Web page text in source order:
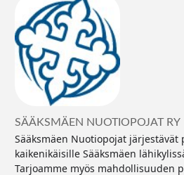
SÄÄKSMÄEN NUOTIOPOJAT RY
Sääksmäen Nuotiopojat
kaikenikäisille Sääksmäen
Tarjoamme myös mahdollisuuden